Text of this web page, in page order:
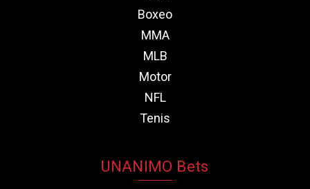
Boxeo
MMA
MLB
Motor
NFL
Tenis
UNANIMO Bets